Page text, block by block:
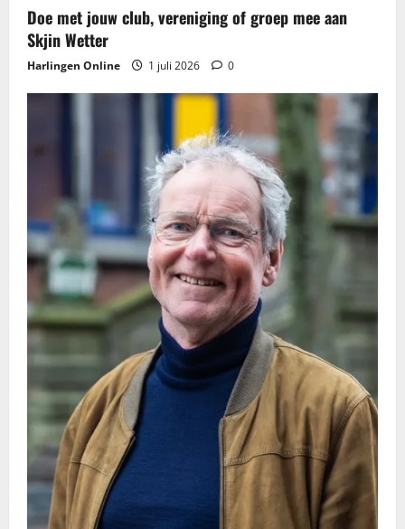
t
i
e
Doe met jouw club, vereniging of groep mee aan
Skjin Wetter
Harlingen Online 1 juli 2026 0